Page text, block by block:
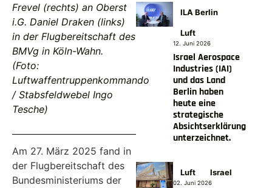
Frevel (rechts) an Oberst
i.G. Daniel Draken (links)
in der Flugbereitschaft des
BMVg in Köln-Wahn.
(Foto:
Luftwaffentruppenkommando
/ Stabsfeldwebel Ingo
Tesche)
Am 27. März 2025 fand in
der Flugbereitschaft des
Bundesministeriums der
ILA Berlin
Luft
12. Juni 2026
Israel Aerospace
Industries (IAI)
und das Land
Berlin haben
heute eine
strategische
Absichtserklärung
unterzeichnet.
Luft Israel
02. Juni 2026